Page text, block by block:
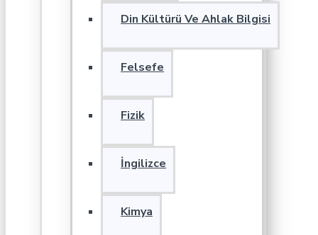
Din Kültürü Ve Ahlak Bilgisi
Felsefe
Fizik
İngilizce
Kimya